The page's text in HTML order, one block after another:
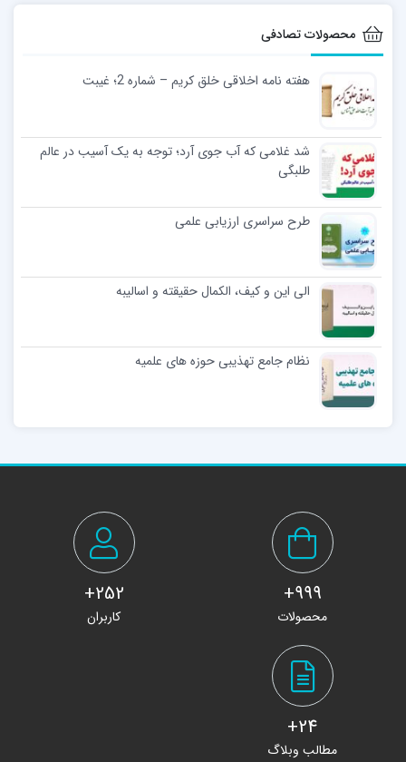
محصولات تصادفی
هفته نامه اخلاقی خلق کریم – شماره 2؛ غیبت
شد غلامی که آب جوی آرد؛ توجه به یک آسیب در عالم
طلبگی
طرح سراسری ارزیابی علمی
الی این و کیف، الکمال حقیقته و اسالیبه
نظام جامع تهذیبی حوزه های علمیه
999+
محصولات
252+
کاربران
24+
مطالب وبلاگ